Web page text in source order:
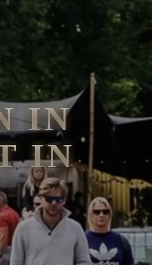
IN
IN